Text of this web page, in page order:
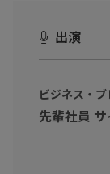
今住んでいる賃
の仕組みを紐解
制度設計から日
く、全国約3,600
出演
ビジネス・
先輩社員